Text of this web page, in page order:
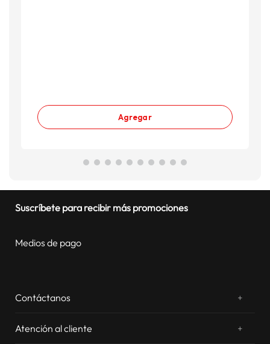
Agregar
Suscríbete para recibir más promociones
Medios de pago
Contáctanos +
Atención al cliente
+